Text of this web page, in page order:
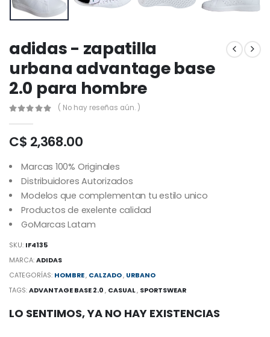
adidas - zapatilla
urbana advantage base
2.0 para hombre
( No hay reseñas aún. )
C$ 2,368.00
Marcas 100% Originales
Distribuidores Autorizados
Modelos que complementan tu estilo unico
Productos de exelente calidad
GoMarcas Latam
SKU: IF4135
MARCA:ADIDAS
CATEGORÍAS: HOMBRE, CALZADO, URBANO
TAGS:ADVANTAGE BASE 2.0 , CASUAL, SPORTSWEAR
LO SENTIMOS, YA NO HAY EXISTENCIAS